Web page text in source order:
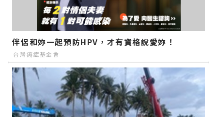
伴侶和妳一起預防HPV，才有資格說愛妳！
台灣癌症基金會